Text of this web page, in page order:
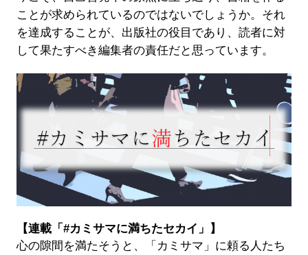
ことが求められているのではないでしょうか。それ
を達成することが、出版社の役目であり、読者に対
して果たすべき編集者の責任だと思っています。
【連載「#カミサマに満ちたセカイ」】
心の隙間を満たそうと、「カミサマ」に頼る人たち